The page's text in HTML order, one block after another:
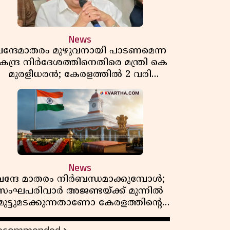
News
മുഴുവനായി പാടണമെന്ന
നിർദേശത്തിനെതിരെ മന്ത്രി കെ
മുരളീധരൻ; കേരളത്തിൽ 2 വരി
ഉണ്ടാകൂ എന്ന് പ്രതികരണം
News
മാതരം നിർബന്ധമാക്കുമ്പോൾ;
അജണ്ടയ്ക്ക് മുന്നിൽ
കേരളത്തിന്റെ
മതേതര പാരമ്പര്യം?